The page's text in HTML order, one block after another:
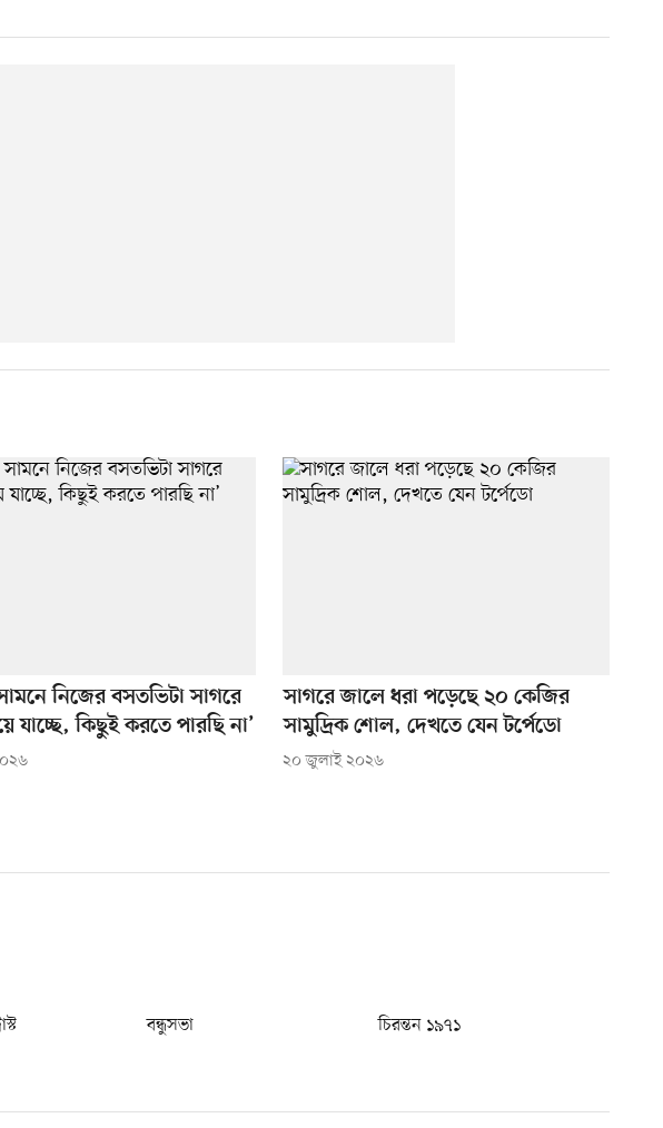
নিজের বসতভিটা সাগরে
যাচ্ছে, কিছুই করতে পারছি না’
সাগরে জালে ধরা পড়েছে ২০ কেজির
সামুদ্রিক শোল, দেখতে যেন টর্পেডো
২০ জুলাই ২০২৬
বন্ধুসভা
চিরন্তন ১৯৭১